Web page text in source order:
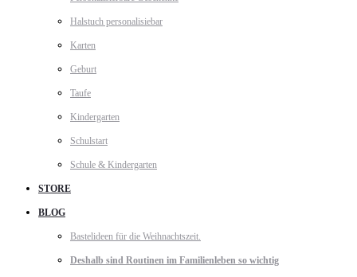
Halstuch personalisiebar
Karten
Geburt
Taufe
Kindergarten
Schulstart
Schule & Kindergarten
STORE
BLOG
Bastelideen für die Weihnachtszeit.
Deshalb sind Routinen im Familienleben so wichtig